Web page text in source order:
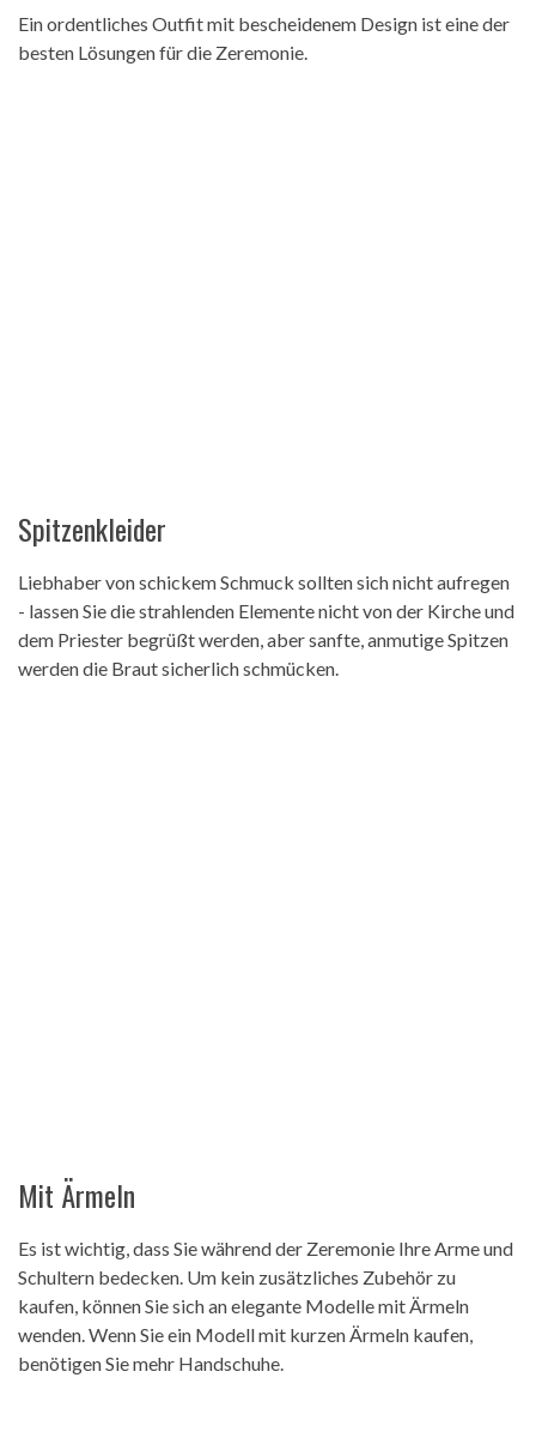
Ein ordentliches Outfit mit bescheidenem Design ist eine der
besten Lösungen für die Zeremonie.
Spitzenkleider
Liebhaber von schickem Schmuck sollten sich nicht aufregen
- lassen Sie die strahlenden Elemente nicht von der Kirche und
dem Priester begrüßt werden, aber sanfte, anmutige Spitzen
werden die Braut sicherlich schmücken.
Mit Ärmeln
Es ist wichtig, dass Sie während der Zeremonie Ihre Arme und
Schultern bedecken. Um kein zusätzliches Zubehör zu
kaufen, können Sie sich an elegante Modelle mit Ärmeln
wenden. Wenn Sie ein Modell mit kurzen Ärmeln kaufen,
benötigen Sie mehr Handschuhe.